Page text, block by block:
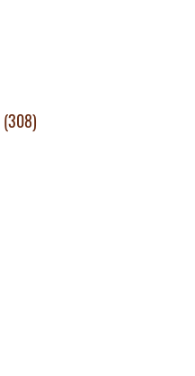
(308)